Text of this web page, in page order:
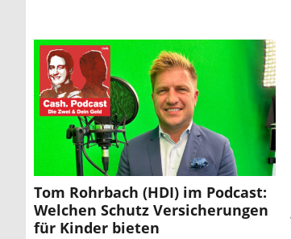
Tom Rohrbach (HDI) im Podcast:
Welchen Schutz Versicherungen
für Kinder bieten